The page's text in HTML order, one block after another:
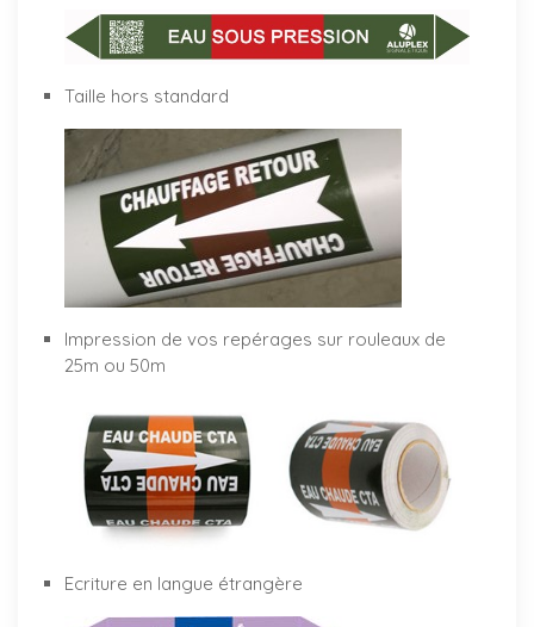
Taille hors standard
Impression de vos repérages sur rouleaux de
25m ou 50m
Ecriture en langue étrangère